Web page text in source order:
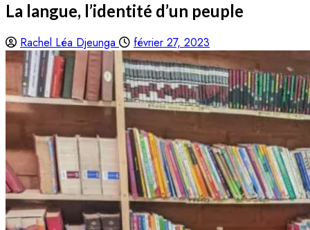
La langue, l’identité d’un peuple
Rachel Léa Djeunga février 27, 2023